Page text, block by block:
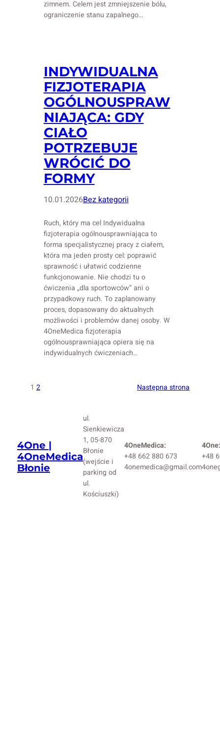
zimnem. Celem jest zmniejszenie bólu,
ograniczenie stanu zapalnego…
INDYWIDUALNA
FIZJOTERAPIA
OGÓLNOUSPRAW
NIAJĄCA: GDY
CIAŁO
POTRZEBUJE
WRÓCIĆ DO
FORMY
10.01.2026Bez kategorii
Ruch, który ma cel Indywidualna
fizjoterapia ogólnousprawniająca to
forma specjalistycznej pracy z ciałem,
która ma jeden prosty cel: poprawić
sprawność i ułatwić codzienne
funkcjonowanie. Nie chodzi tu o
ćwiczenia „dla sportowców” ani o
przypadkowy ruch. To zaplanowany
proces, dopasowany do aktualnych
możliwości i problemów danej osoby. W
4OneMedica fizjoterapia
ogólnousprawniająca opiera się na
indywidualnych ćwiczeniach…
1 2 Następna strona
4One |
4OneMedica
Błonie
ul.
Sienkiewicza
1, 05-870
Błonie
(wejście i
parking od
ul.
Kościuszki)
4OneMedica:
+48 662 880 673
4onemedica@gmail.com
4One:
+48